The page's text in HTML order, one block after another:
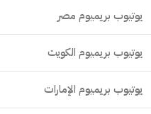
يوتيوب بريميوم مصر
يوتيوب بريميوم الكويت
يوتيوب بريميوم الإمارات